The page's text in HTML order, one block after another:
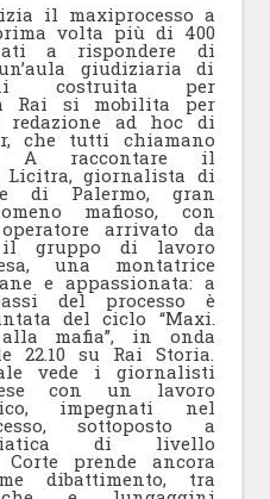
il maxiprocesso a
volta più di 400
a rispondere di
giudiziaria di
costruita per
Rai si mobilita per
redazione ad hoc di
che tutti chiamano
A raccontare il
Licitra, giornalista di
di Palermo, gran
mafioso, con
arrivato da
il gruppo di lavoro
una montatrice
e appassionata: a
del processo è
del ciclo “Maxi.
mafia”, in onda
22.10 su Rai Storia.
vede i giornalisti
con un lavoro
impegnati nel
sottoposto a
di livello
prende ancora
dibattimento, tra